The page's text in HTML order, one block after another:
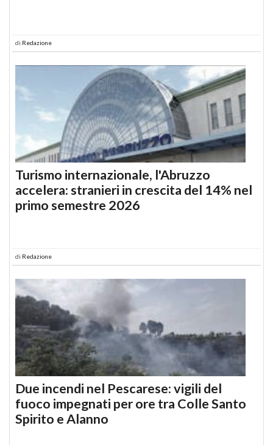
di Redazione
Turismo internazionale, l'Abruzzo
accelera: stranieri in crescita del 14% nel
primo semestre 2026
di Redazione
Due incendi nel Pescarese: vigili del
fuoco impegnati per ore tra Colle Santo
Spirito e Alanno